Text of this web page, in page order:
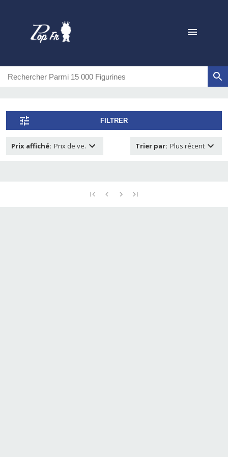
FILTRER
Prix affiché: Prix de ve. Trier par: Plus récent